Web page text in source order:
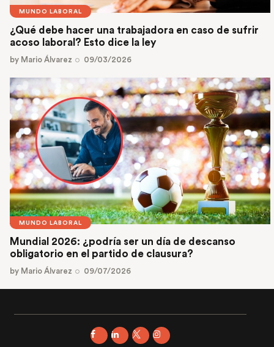
MUNDO LABORAL
¿Qué debe hacer una trabajadora en caso de sufrir
acoso laboral? Esto dice la ley
by Mario Álvarez 09/03/2026
MUNDO LABORAL
Mundial 2026: ¿podría ser un día de descanso
obligatorio en el partido de clausura?
by Mario Álvarez 09/07/2026